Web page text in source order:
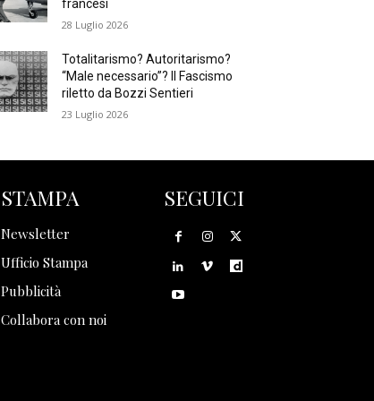
francesi
28 Luglio 2026
Totalitarismo? Autoritarismo?
“Male necessario”? Il Fascismo
riletto da Bozzi Sentieri
23 Luglio 2026
STAMPA
Newsletter
Ufficio Stampa
Pubblicità
Collabora con noi
SEGUICI